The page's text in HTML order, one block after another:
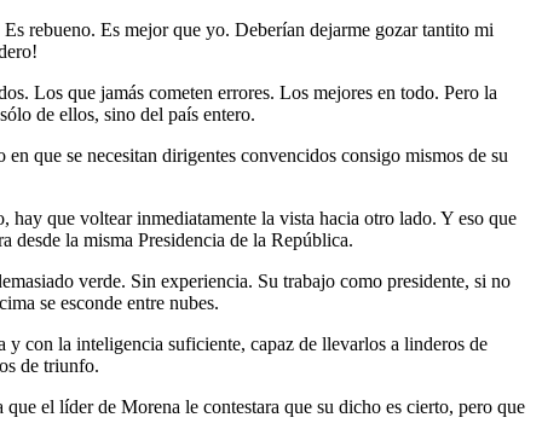
rebueno. Es mejor que yo. Deberían dejarme gozar tantito mi
Los que jamás cometen errores. Los mejores en todo. Pero la
de ellos, sino del país entero.
que se necesitan dirigentes convencidos consigo mismos de su
que voltear inmediatamente la vista hacia otro lado. Y eso que
desde la misma Presidencia de la República.
verde. Sin experiencia. Su trabajo como presidente, si no
se esconde entre nubes.
con la inteligencia suficiente, capaz de llevarlos a linderos de
de triunfo.
el líder de Morena le contestara que su dicho es cierto, pero que